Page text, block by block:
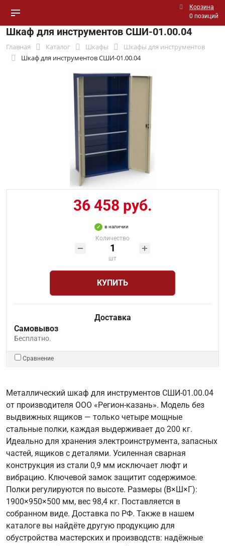
Корзина
0 позиций
Шкаф для инструментов СШИ-01.00.04
Главная Каталог Шкафы
Шкафы для инструментов
Шкаф для инструментов СШИ-01.00.04
36 458 руб.
в наличии
Количество
шт
КУПИТЬ
Доставка
Самовывоз
Бесплатно.
Сравнение
Металлический шкаф для инструментов СШИ-01.00.04
от производителя ООО «Регион-казань». Модель без
выдвижных ящиков — только четыре мощные
стальные полки, каждая выдерживает до 200 кг.
Идеально для хранения электроинструмента, запасных
частей, ящиков с деталями. Усиленная сварная
конструкция из стали 0,9 мм исключает люфт и
вибрацию. Ключевой замок защитит содержимое.
Полки регулируются по высоте. Размеры (В×Ш×Г):
1900×950×500 мм, вес 98,4 кг. Поставляется в
собранном виде. Доставка по РФ. Также в нашем
каталоге вы найдёте другую продукцию для
обустройства мастерских и производств: надёжные